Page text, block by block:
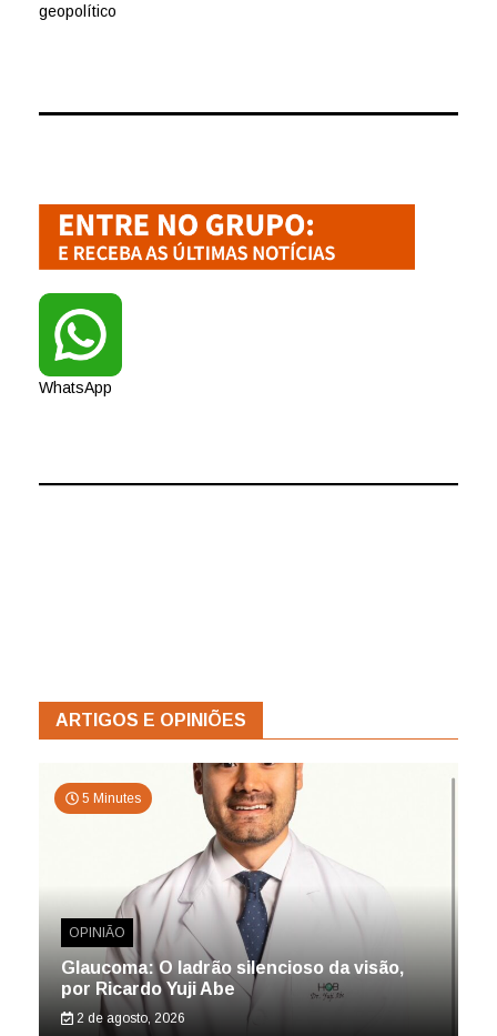
geopolítico
WhatsApp
ARTIGOS E OPINIÕES
5 Minutes
OPINIÃO
Glaucoma: O ladrão silencioso da visão,
por Ricardo Yuji Abe
2 de agosto, 2026